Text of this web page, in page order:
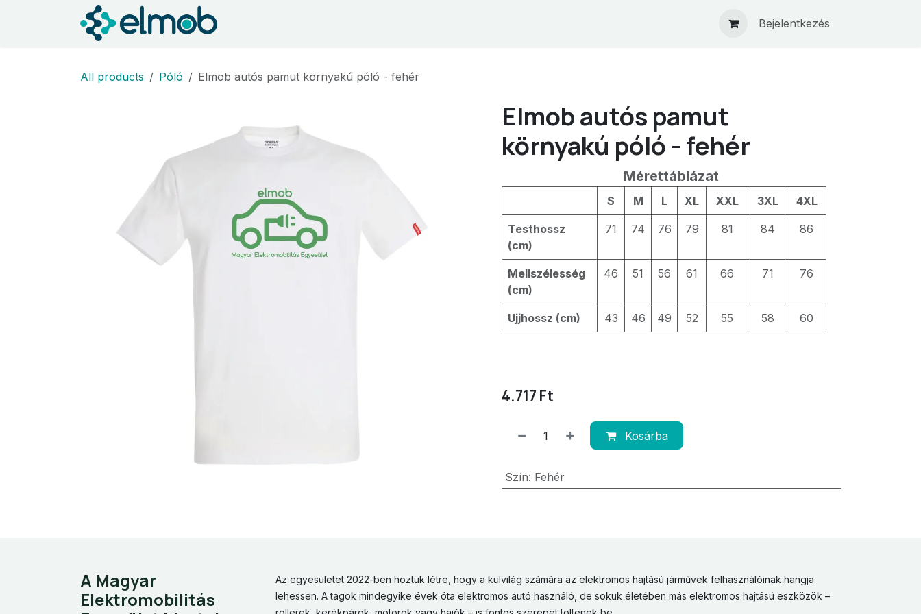
Kihagyás és továbblépés a tartalomhoz
Bejelentkezés
All products Póló Elmob autós pamut környakú póló - fehér
Elmob autós pamut
környakú póló - fehér
Mérettáblázat
S M L XL XXL 3XL 4XL
Testhossz
(cm)
71 74 76 79 81 84 86
Mellszélesség
(cm)
46 51 56 61 66 71 76
Ujjhossz (cm) 43 46 49 52 55 58 60
4.717 Ft
Kosárba
Szín: Fehér
A Magyar
Elektromobilitás
Az egyesületet 2022-ben hoztuk létre, hogy a külvilág számára az elektromos hajtású járművek felhasználóinak hangja
lehessen. A tagok mindegyike évek óta elektromos autó használó, de sokuk életében más elektromos hajtású eszközök –